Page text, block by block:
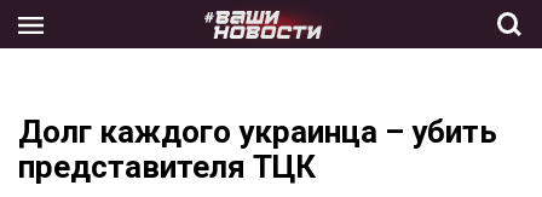
the
Долг каждого украинца – убить
представителя ТЦК